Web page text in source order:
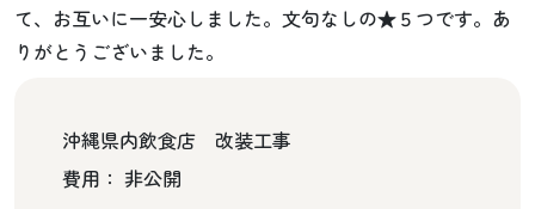
て、お互いに一安心しました。文句なしの★５つです。あ
りがとうございました。
沖縄県内飲食店 改装工事
費用： 非公開